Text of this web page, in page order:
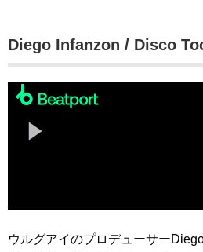
Diego Infanzon / Disco
ウルグアイのプロデューサー